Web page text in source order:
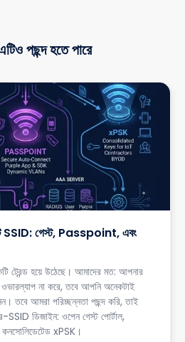
পছন্দ হতে পারে
SSID: গেস্ট, Passpoint, এবং
ট্রেন্ড হয়ে উঠেছে। আমাদের মত: আপনার
ওভারল্যাপ না করে, তবে আপনি অনেকটাই
তবে আমরা পরিচ্ছন্নতা পছন্দ করি, তাই
SSID ডিজাইন: ওপেন গেস্ট পোর্টাল,
xPSK।